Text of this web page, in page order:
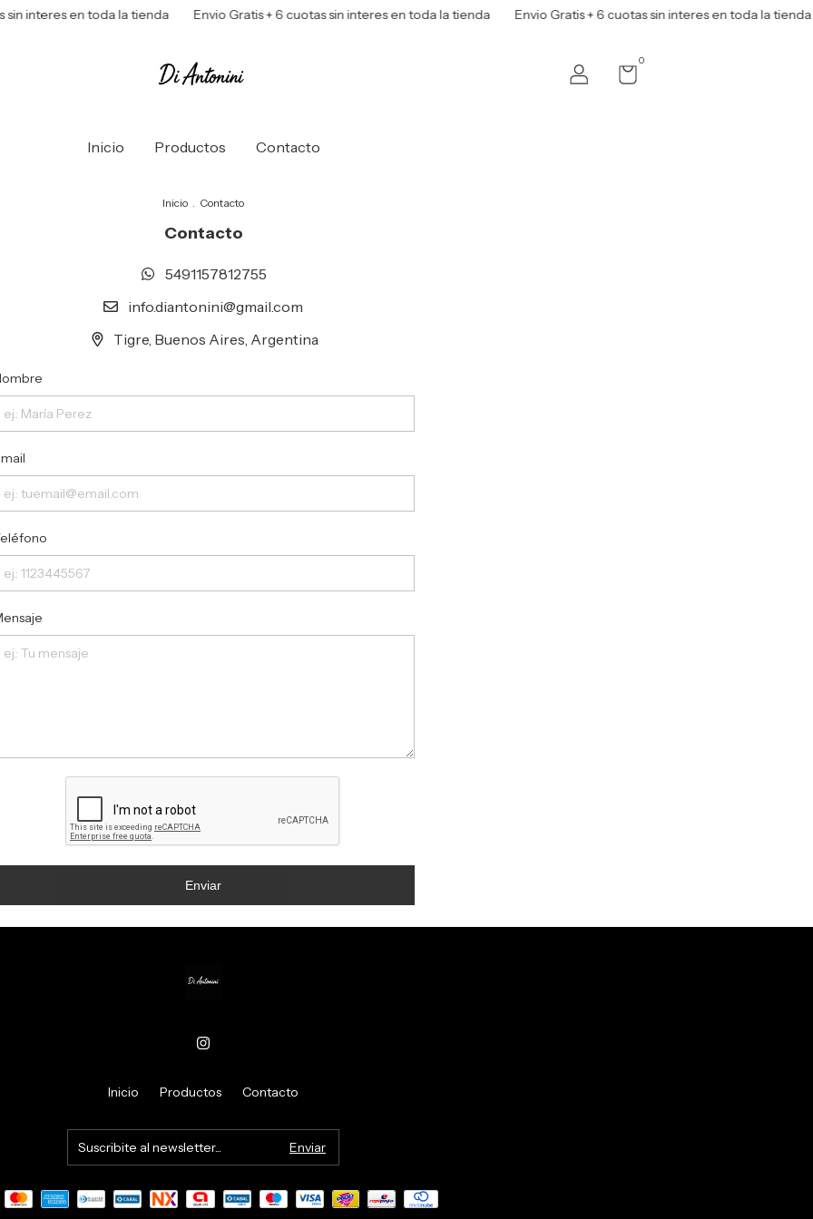
interes en toda la tienda Envio Gratis + 6 cuotas sin interes en toda la tienda Envio Gratis + 6 cuotas sin interes en toda la tienda
0
Inicio Productos Contacto
Inicio . Contacto
Contacto
5491157812755
info.diantonini@gmail.com
Tigre, Buenos Aires, Argentina
Enviar
Inicio Productos Contacto